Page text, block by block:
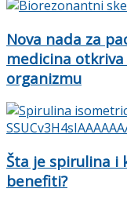
Nova nada za
medicina
organizmu
Šta je spirulina i
benefiti?